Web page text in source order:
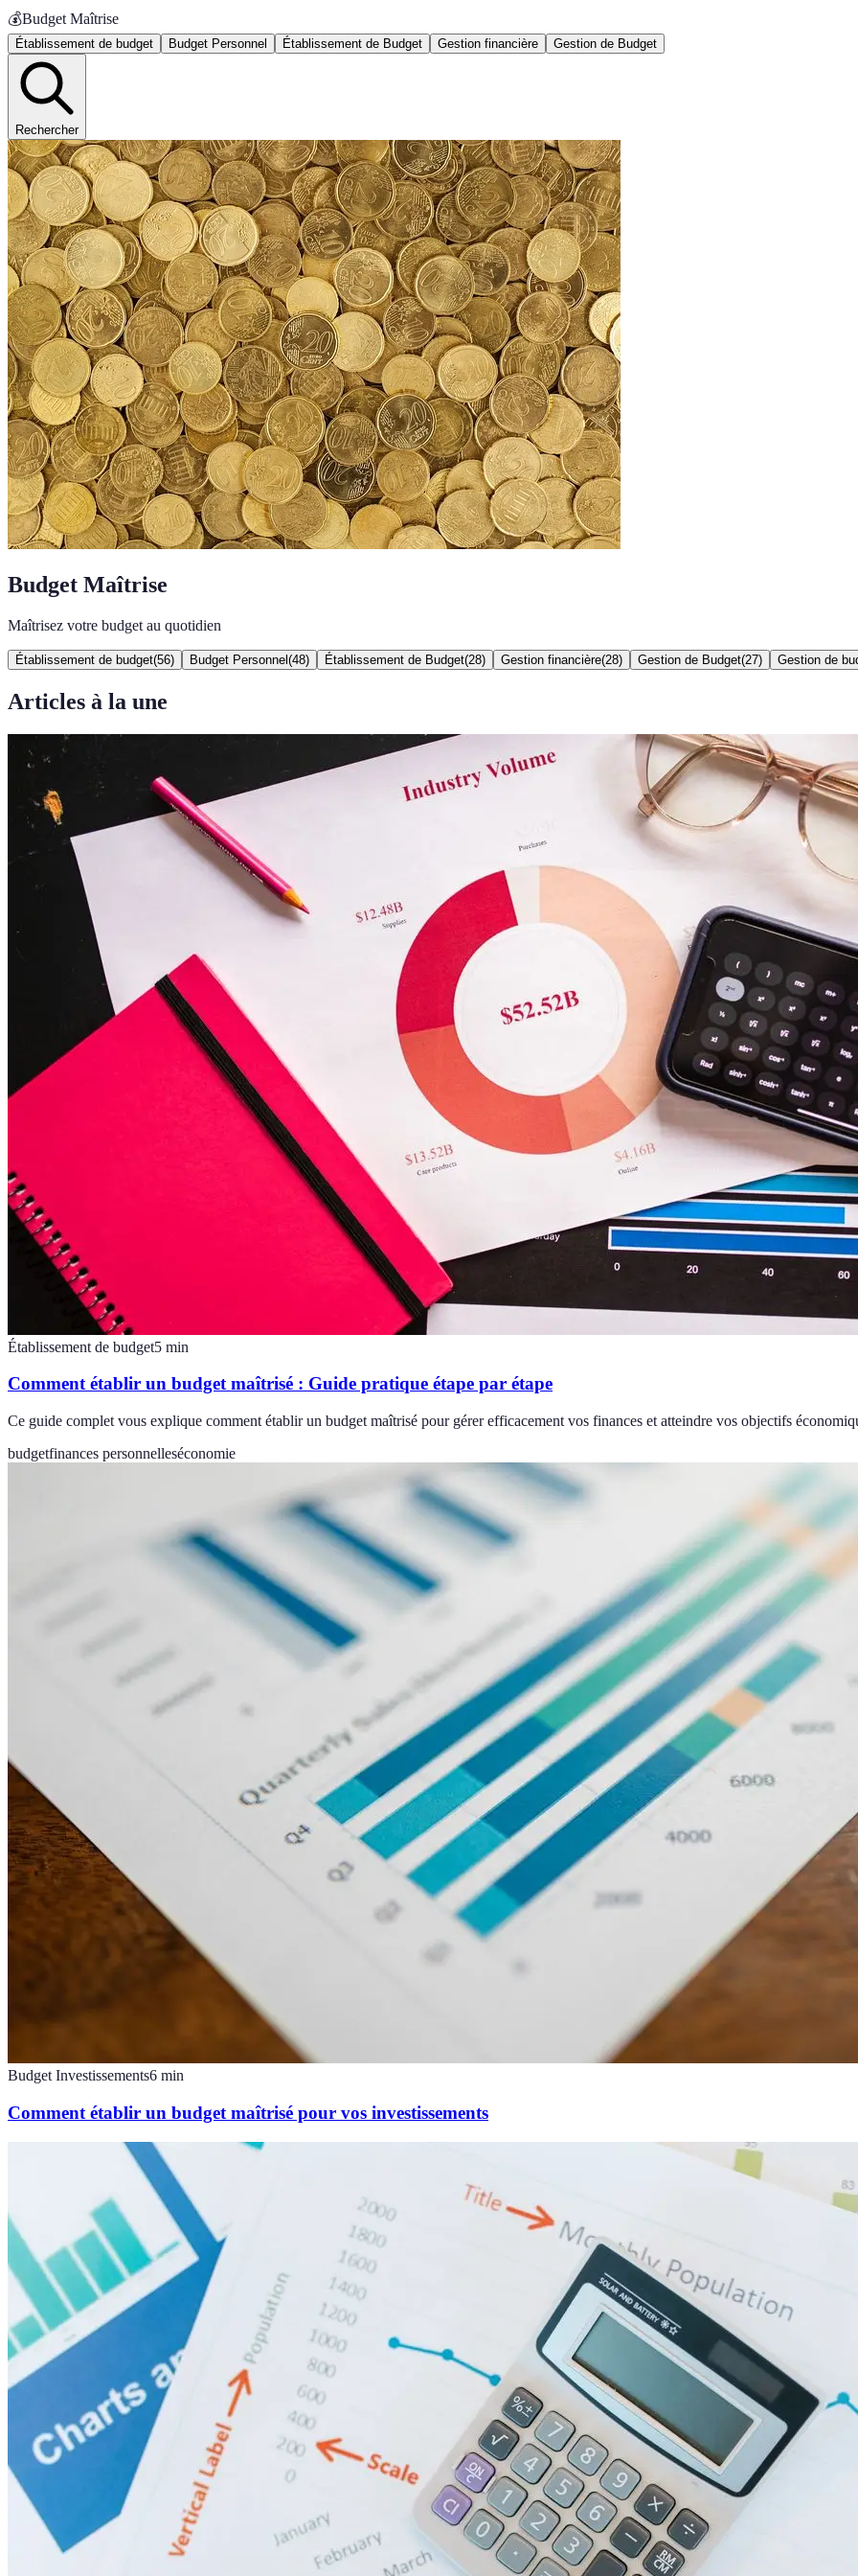
💰Budget Maîtrise
Établissement de budget Budget Personnel Établissement de Budget Gestion financière Gestion de Budget
Rechercher
Budget Maîtrise
Maîtrisez votre budget au quotidien
Établissement de budget(56) Budget Personnel (48) Établissement de Budget(28) Gestion financière(28) Gestion de Budget(27) Gestion de
Articles à la une
Établissement de budget5 min
Comment établir un budget maîtrisé : Guide pratique étape par étape
Ce guide complet vous explique comment établir un budget maîtrisé pour gérer efficacement vos finances et atteindre vos objectifs
budgetfinances personnelleséconomie
Budget Investissements6 min
Comment établir un budget maîtrisé pour vos investissements